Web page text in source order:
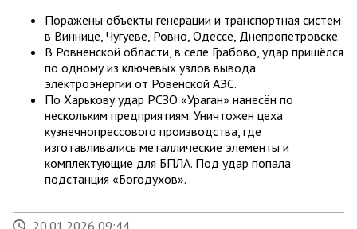
Поражены объекты генерации и транспортная систем
в Виннице, Чугуеве, Ровно, Одессе, Днепропетровске.
В Ровненской области, в селе Грабово, удар пришёлся
по одному из ключевых узлов вывода
электроэнергии от Ровенской АЭС.
По Харькову удар РСЗО «Ураган» нанесён по
нескольким предприятиям. Уничтожен цеха
кузнечнопрессового производства, где
изготавливались металлические элементы и
комплектующие для БПЛА. Под удар попала
подстанция «Богодухов».